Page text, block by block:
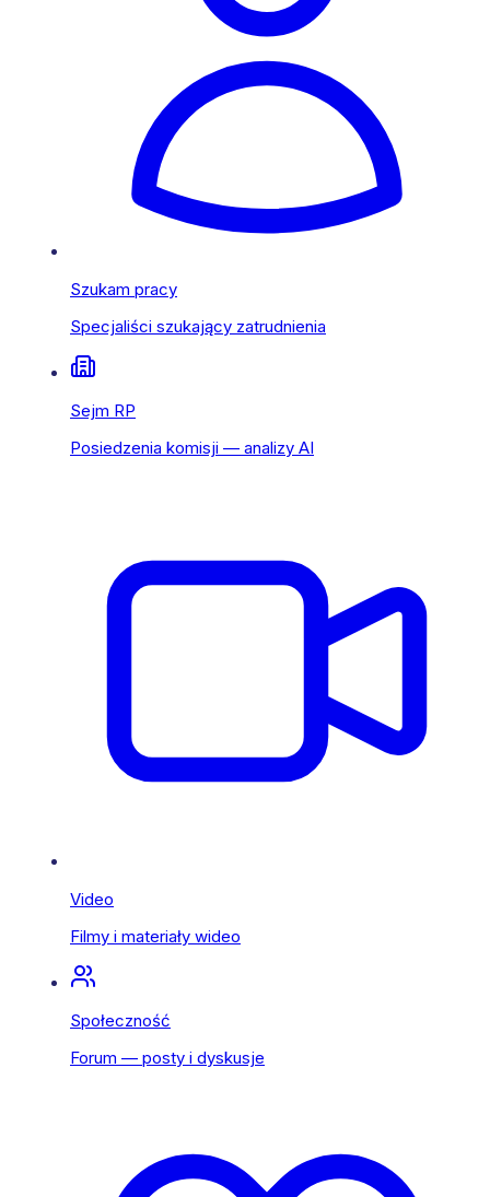
Szukam pracy
Specjaliści szukający zatrudnienia
Sejm RP
Posiedzenia komisji — analizy AI
Video
Filmy i materiały wideo
Społeczność
Forum — posty i dyskusje